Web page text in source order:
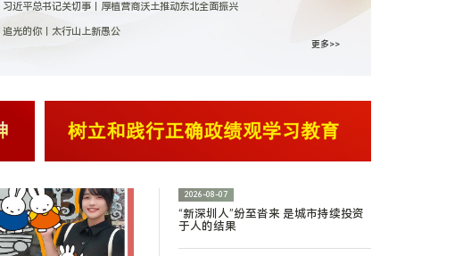
习近平总书记关切事｜厚植营商沃土推动东北全面振兴
追光的你｜太行山上新愚公
更多>>
2026-08-07
“新深圳人”纷至沓来 是城市持续投资
于人的结果